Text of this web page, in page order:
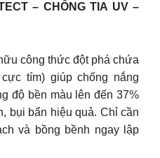
– CHỐNG TIA UV –
công thức đột phá chứa
tím) giúp chống nắng
độ bền màu lên đến 37%
bụi bẩn hiệu quả. Chỉ cần
và bồng bềnh ngay lập